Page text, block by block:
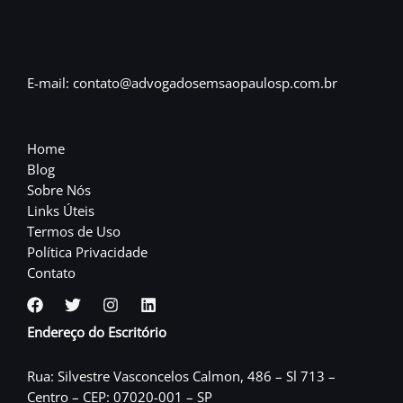
E-mail: contato@advogadosemsaopaulosp.com.br
Home
Blog
Sobre Nós
Links Úteis
Termos de Uso
Política Privacidade
Contato
Endereço do Escritório
Rua: Silvestre Vasconcelos Calmon, 486 – Sl 713 –
Centro – CEP: 07020-001 – SP